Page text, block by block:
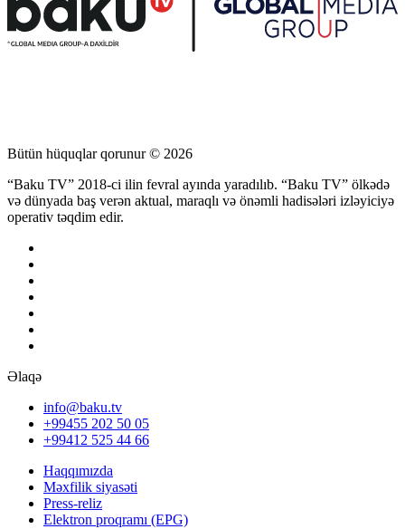
Bütün hüquqlar qorunur © 2026
“Baku TV” 2018-ci ilin fevral ayında yaradılıb. “Baku TV” ölkədə
və dünyada baş verən aktual, maraqlı və önəmli hadisələri izləyiciyə
operativ təqdim edir.
Əlaqə
info@baku.tv
+99455 202 50 05
+99412 525 44 66
Haqqımızda
Məxfilik siyasəti
Press-reliz
Elektron proqramı (EPG)